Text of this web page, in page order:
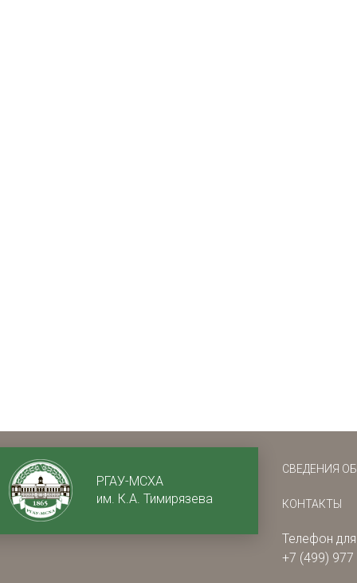
РГАУ-МСХА
им. К.А. Тимирязева
СВЕДЕНИЯ
КОНТАКТЫ
Телефон
+7 (499) 977